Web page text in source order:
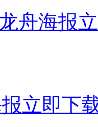
舟海报
立即下